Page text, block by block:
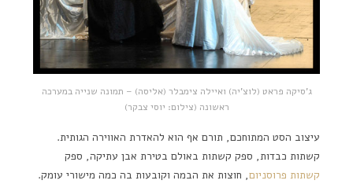
ג'סיקה פראט (לוצ'יה) ואיילה צימבלר (אליסה) – תמונה שנייה במערכה
ראשונה (צילום: יוסי צבקר)
עיצוב הסט המתוחכם, תורם אף הוא להאדרת האווירה הגותית.
קשתות כבדות, ספק קשתות באולם בטירת אבן עתיקה, ספק
קשתות פרוסניום, חוצות את הבמה וקובעות בה כמה מישורי עומק.